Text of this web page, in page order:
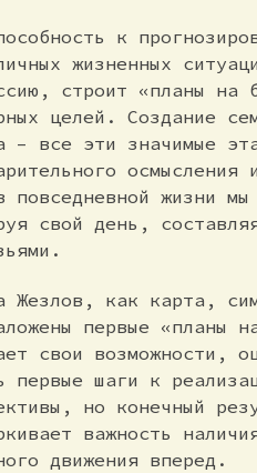
к
жизненных
строит «планы на
целей. Создание
– все эти значимые
повседневной жизни
свой день,
Жезлов, как карта,
первые «планы
свои возможности,
первые шаги к
но конечный
важность
движения вперед.